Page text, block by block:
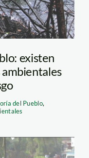
existen
del Pueblo,